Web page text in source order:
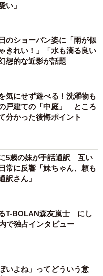
い」
のショーパン姿に「雨が似
きれい！」「水も滴る良い
想的な近影が話題
気にせず遊べる！洗濯物も
戸建ての「中庭」 ところ
分かった後悔ポイント
5歳の妹が手話通訳 互い
常に反響「妹ちゃん、頼も
訳さん」
T-BOLAN森友嵐士 にし
で独占インタビュー
いよね」ってどういう意